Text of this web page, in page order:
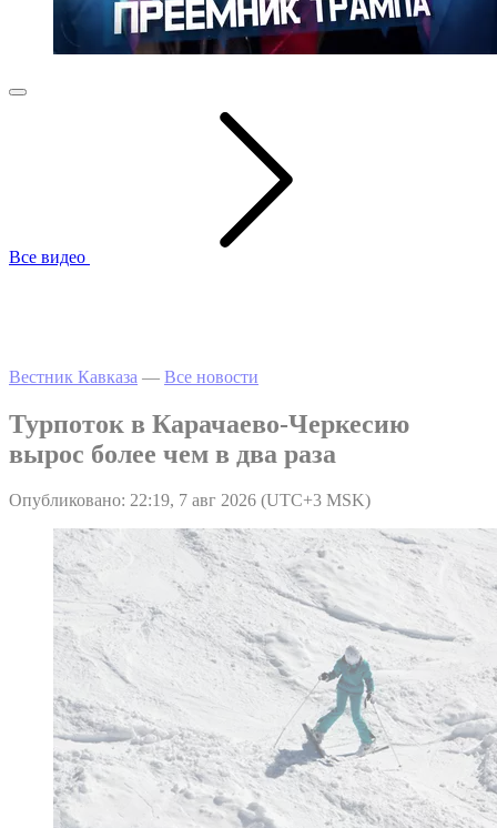
Все видео
Вестник Кавказа — Все новости
Турпоток в Карачаево-Черкесию
вырос более чем в два раза
Опубликовано: 22:19, 7 авг 2026 (UTC+3 MSK)